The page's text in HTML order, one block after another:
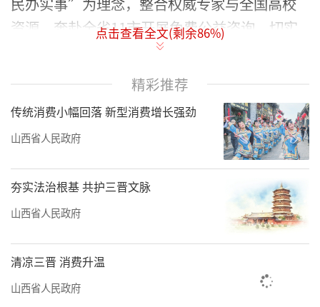
资源，奔赴全省11市开展免费公益咨询，切实
化解考生、家长志愿填报“急难愁盼”。
本次咨询会分本科、专科两个阶段错峰开
展，精准匹配填报节奏：第一轮本科场次活动
时间为6月25日至29日，第二轮专科专场定于7
月21日至26日。启动首日，太原两大主会场同
步开放，山西省实验中学（晋阳街校区）、太
原五中（青年路校区）咨询现场人头攒动。全
国360余所高校现场设立招生咨询点位，同步设
置省、市两级招考部门公益服务专区，17名省
级志愿填报专家驻场坐诊，一对一为考生、家
长解读招生政策、分析投档规则、规划院校专
点击查看全文(剩余86%)
精彩推荐
传统消费小幅回落 新型消费增长强劲
山西省人民政府
夯实法治根基 共护三晋文脉
山西省人民政府
清凉三晋 消费升温
山西省人民政府